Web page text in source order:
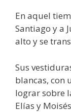
En aquel
Santiago y a
alto y se
Sus
blancas, con
lograr sobre
Elías y